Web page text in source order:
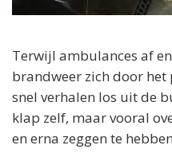
Terwijl ambulances af
brandweer zich door
snel verhalen los uit de
klap zelf, maar vooral
en erna zeggen te